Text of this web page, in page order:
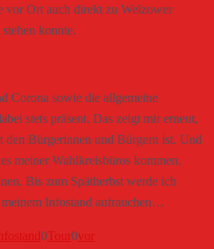
vor Ort auch direkt zu Welzower
konnte.
Corona sowie die allgemeine
stets präsent. Das zeigt mir erneut,
Bürgerinnen und Bürgern ist. Und
meiner Wahlkreisbüros kommen,
Bis zum Spätherbst werde ich
Infostand aufrauchen…
0 Tour 0vor